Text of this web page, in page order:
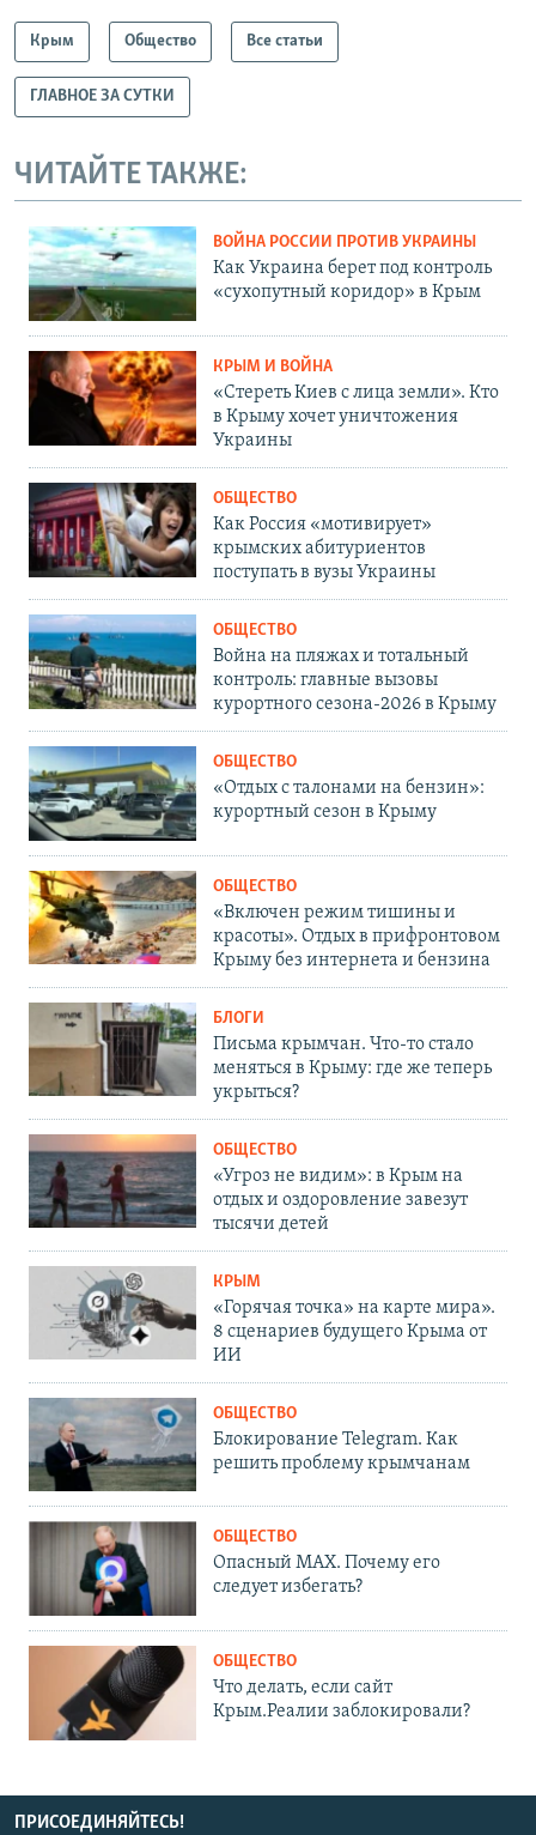
Крым Общество Все статьи
ГЛАВНОЕ ЗА СУТКИ
ЧИТАЙТЕ ТАКЖЕ:
ВОЙНА РОССИИ ПРОТИВ УКРАИНЫ
Как Украина берет под контроль
«сухопутный коридор» в Крым
КРЫМ И ВОЙНА
«Стереть Киев с лица земли». Кто
в Крыму хочет уничтожения
Украины
ОБЩЕСТВО
Как Россия «мотивирует»
крымских абитуриентов
поступать в вузы Украины
ОБЩЕСТВО
Война на пляжах и тотальный
контроль: главные вызовы
курортного сезона-2026 в Крыму
ОБЩЕСТВО
«Отдых с талонами на бензин»:
курортный сезон в Крыму
ОБЩЕСТВО
«Включен режим тишины и
красоты». Отдых в прифронтовом
Крыму без интернета и бензина
БЛОГИ
Письма крымчан. Что-то стало
меняться в Крыму: где же теперь
укрыться?
ОБЩЕСТВО
«Угроз не видим»: в Крым на
отдых и оздоровление завезут
тысячи детей
КРЫМ
«Горячая точка» на карте мира».
8 сценариев будущего Крыма от
ИИ
ОБЩЕСТВО
Блокирование Telegram. Как
решить проблему крымчанам
ОБЩЕСТВО
Опасный MAX. Почему его
следует избегать?
ОБЩЕСТВО
Что делать, если сайт
Крым.Реалии заблокировали?
ПРИСОЕДИНЯЙТЕСЬ!